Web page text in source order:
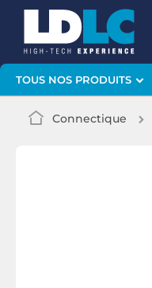
TOUS NOS PRODUITS
Connectique